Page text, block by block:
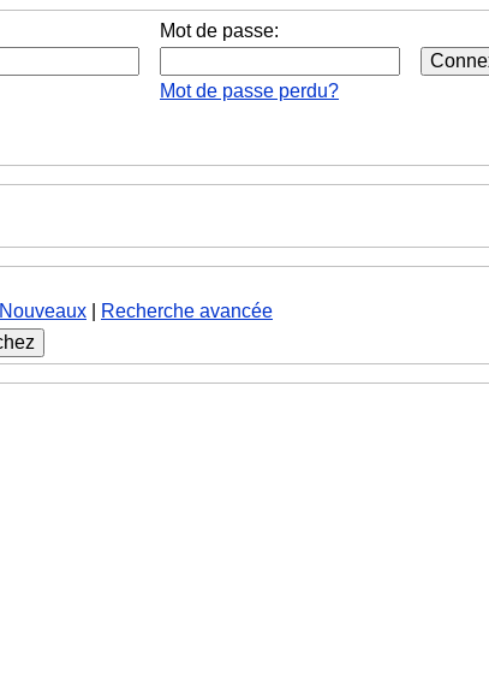
Mot de passe:
Mot de passe perdu?
Nouveaux
Recherche avancée